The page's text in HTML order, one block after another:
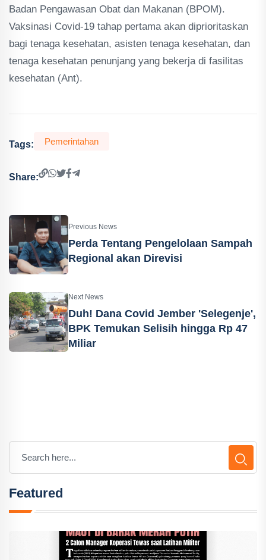
Badan Pengawasan Obat dan Makanan (BPOM).
Vaksinasi Covid-19 tahap pertama akan diprioritaskan
bagi tenaga kesehatan, asisten tenaga kesehatan, dan
tenaga kesehatan penunjang yang bekerja di fasilitas
kesehatan (Ant).
Tags: Pemerintahan
Share:
Previous News
Perda Tentang Pengelolaan Sampah
Regional akan Direvisi
Next News
Duh! Dana Covid Jember 'Selegenje',
BPK Temukan Selisih hingga Rp 47
Miliar
Featured